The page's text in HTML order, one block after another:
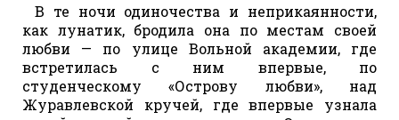
В те ночи одиночества и неприкаянности,
как лунатик, бродила она по местам своей
любви — по улице Вольной академии, где
встретилась с ним впервые, по
студенческому «Острову любви», над
Журавлевской кручей, где впервые узнала